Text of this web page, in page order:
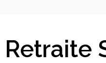
Retraite